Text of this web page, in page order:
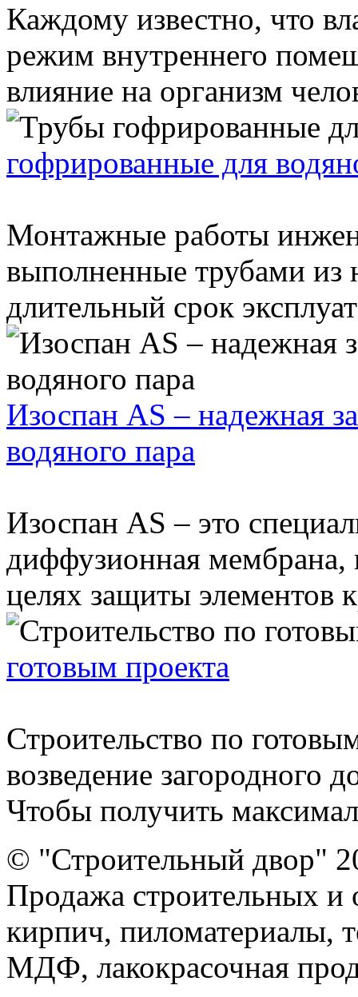
Каждому известно, что
режим внутреннего
влияние на организм
гофрированные для
Монтажные работы
выполненные трубами из
длительный срок
Изоспан AS – надежная
водяного пара
Изоспан AS – это
диффузионная мембрана,
целях защиты элементов
готовым проекта
Строительство по
возведение загородного
Чтобы получить
© "Строительный двор"
Продажа строительных и
кирпич, пиломатериалы,
МДФ, лакокрасочная